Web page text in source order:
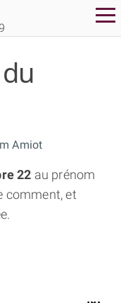
Amiot
22 au prénom
comment, et
APPROFONDI